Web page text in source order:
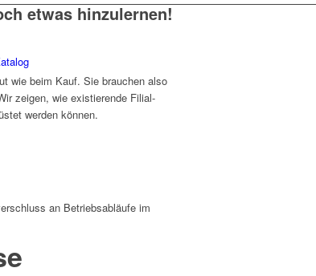
etwas hinzulernen!
wie beim Kauf. Sie brauchen also
zeigen, wie existierende Filial-
werden können.
an Betriebsabläufe im